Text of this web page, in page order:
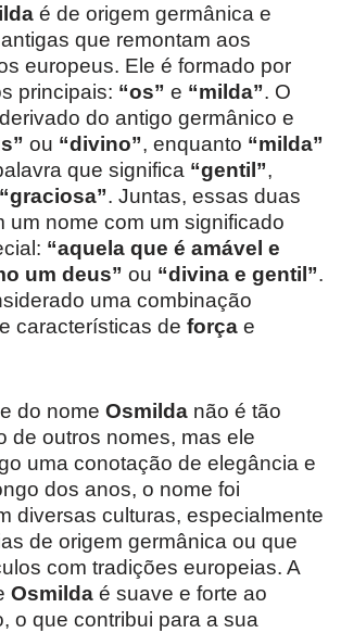
é de origem germânica e
que remontam aos
europeus. Ele é formado por
principais: “os” e “milda”. O
do antigo germânico e
ou “divino”, enquanto “milda”
que significa “gentil”,
“graciosa”. Juntas, essas duas
um nome com um significado
“aquela que é amável e
um deus” ou “divina e gentil”.
uma combinação
características de força e
do nome Osmilda não é tão
de outros nomes, mas ele
uma conotação de elegância e
dos anos, o nome foi
diversas culturas, especialmente
de origem germânica ou que
com tradições europeias. A
Osmilda é suave e forte ao
o que contribui para a sua